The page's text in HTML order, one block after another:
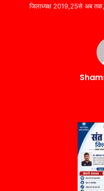
जिलाध्यक्ष 2019,25से अब